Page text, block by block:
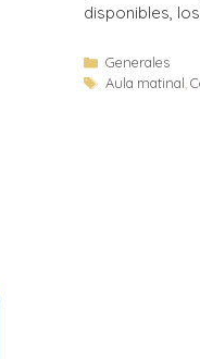
disponibles,
Generales
Aula matinal ,